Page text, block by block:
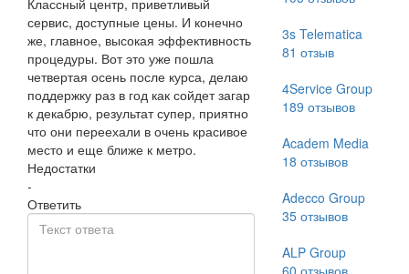
Классный центр, приветливый
сервис, доступные цены. И конечно
же, главное, высокая эффективность
процедуры. Вот это уже пошла
четвертая осень после курса, делаю
поддержку раз в год как сойдет загар
к декабрю, результат супер, приятно
что они переехали в очень красивое
место и еще ближе к метро.
Недостатки
-
Ответить
3s Telematica
81 отзыв
4Service Group
189 отзывов
Academ Media
18 отзывов
Adecco Group
35отзывов
ALP Group
60 отзывов